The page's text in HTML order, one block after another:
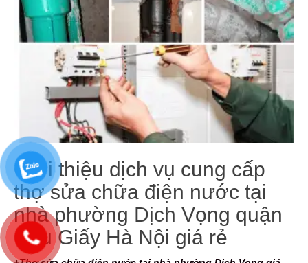
Giới thiệu dịch vụ cung cấp
thợ sửa chữa điện nước tại
nhà phường Dịch Vọng quận
Cầu Giấy Hà Nội giá rẻ